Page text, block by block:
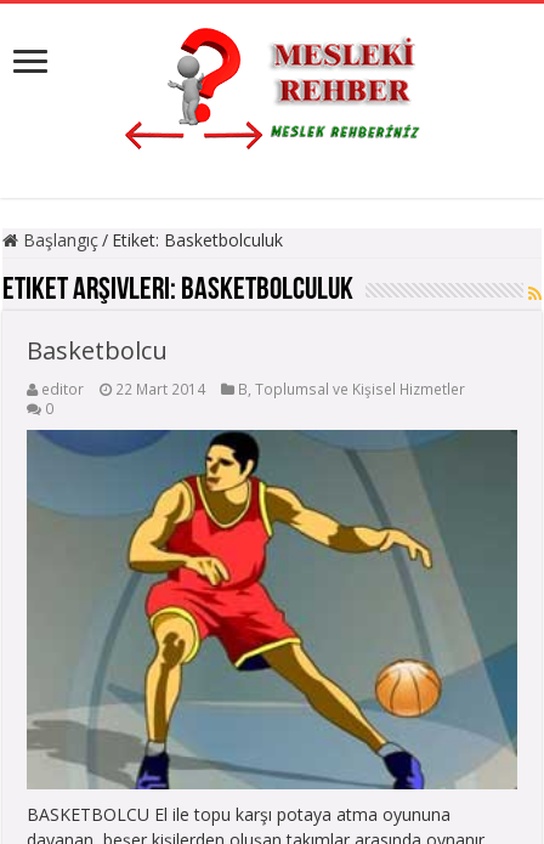
Başlangıç/ Etiket: Basketbolculuk
Etiket Arşivleri: Basketbolculuk
Basketbolcu
editor 22 Mart 2014 B ,Toplumsal ve Kişisel Hizmetler
0
BASKETBOLCU El ile topu karşı potaya atma oyununa